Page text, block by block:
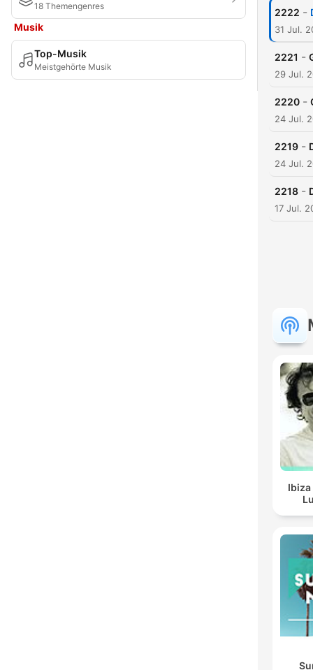
18 Themengenres
Musik
Top-Musik
Meistgehörte Musik
2222 -
31 Jul.
2221 -
29 Jul.
2220 -
24 Jul.
2219 -
24 Jul.
2218 -
17 Jul.